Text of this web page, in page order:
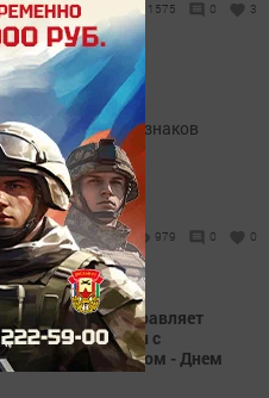
1575 0 3
на 29 ноября
для всех знаков
979 0 0
поздравляет
Камских Полян с
праздником - Днем